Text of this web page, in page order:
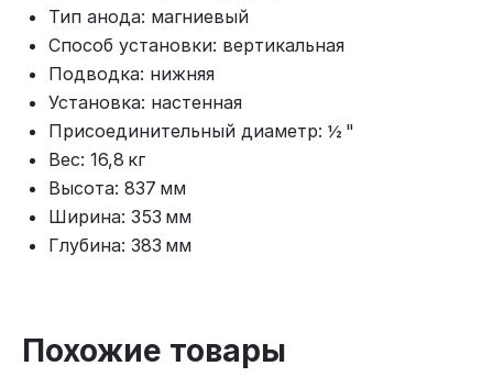
Тип анода: магниевый
Способ установки: вертикальная
Подводка: нижняя
Установка: настенная
Присоединительный диаметр: ½ "
Вес: 16,8 кг
Высота: 837 мм
Ширина: 353 мм
Глубина: 383 мм
Похожие товары